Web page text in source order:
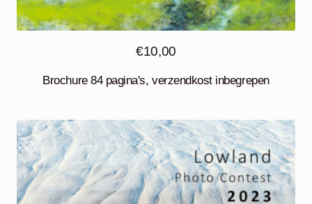
€10,00
Brochure 84 pagina's, verzendkost inbegrepen